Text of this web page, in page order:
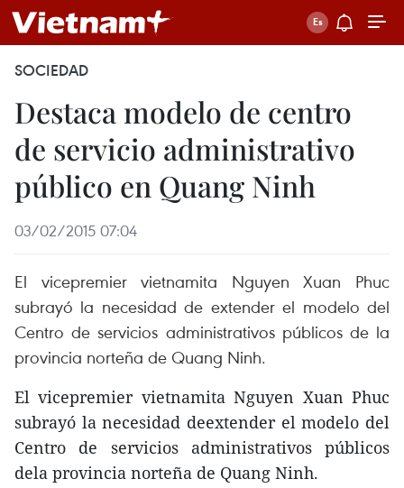
SOCIEDAD
Destaca modelo de centro
de servicio administrativo
público en Quang Ninh
03/02/2015 07:04
El vicepremier vietnamita Nguyen Xuan Phuc
subrayó la necesidad de extender el modelo del
Centro de servicios administrativos públicos de la
provincia norteña de Quang Ninh.
El vicepremier vietnamita Nguyen Xuan Phuc
subrayó la necesidad deextender el modelo del
Centro de servicios administrativos públicos
dela provincia norteña de Quang Ninh.